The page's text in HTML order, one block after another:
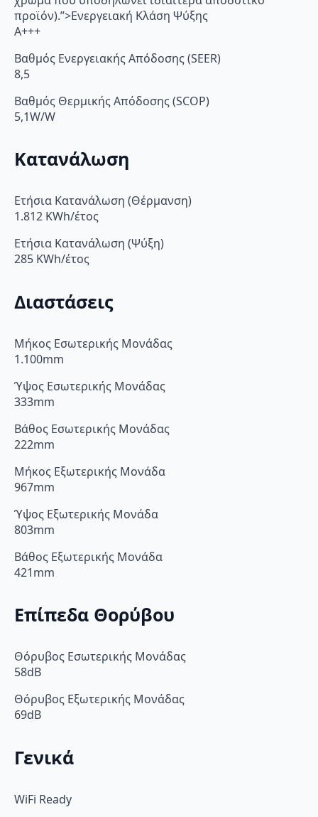
προϊόν).”>Ενεργειακή Κλάση Ψύξης
A+++
Βαθμός Ενεργειακής Απόδοσης (SEER)
8,5
Βαθμός Θερμικής Απόδοσης (SCOP)
5,1W/W
Κατανάλωση
Ετήσια Κατανάλωση (Θέρμανση)
1.812 KWh/έτος
Ετήσια Κατανάλωση (Ψύξη)
285 KWh/έτος
Διαστάσεις
Μήκος Εσωτερικής Μονάδας
1.100mm
Ύψος Εσωτερικής Μονάδας
333mm
Βάθος Εσωτερικής Μονάδας
222mm
Μήκος Εξωτερικής Μονάδα
967mm
Ύψος Εξωτερικής Μονάδα
803mm
Βάθος Εξωτερικής Μονάδα
421mm
Επίπεδα Θορύβου
Θόρυβος Εσωτερικής Μονάδας
58dB
Θόρυβος Εξωτερικής Μονάδας
69dB
Γενικά
WiFi Ready